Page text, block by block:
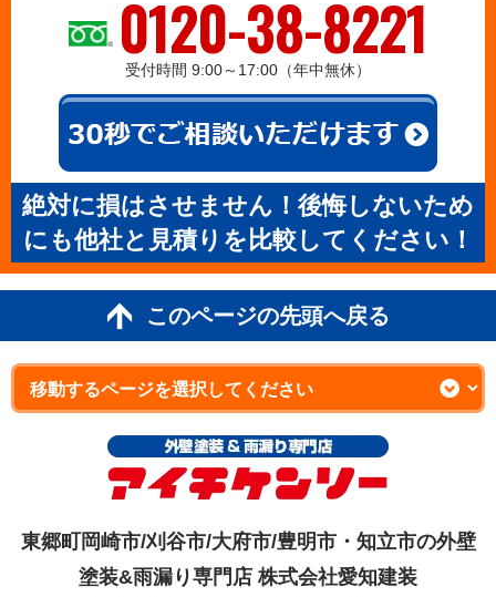
0120-38-8221
受付時間 9:00～17:00（年中無休）
絶対に損はさせません！後悔しないため
にも他社と見積りを比較してください！
このページの先頭へ戻る
東郷町岡崎市/刈谷市/大府市/豊明市・知立市の外壁
塗装&雨漏り専門店 株式会社愛知建装